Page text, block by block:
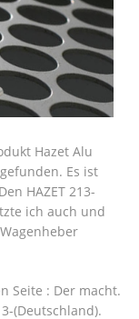
Hazet Alu
Es ist
HAZET 213-
ich auch und
Seite : Der macht.
(Deutschland).